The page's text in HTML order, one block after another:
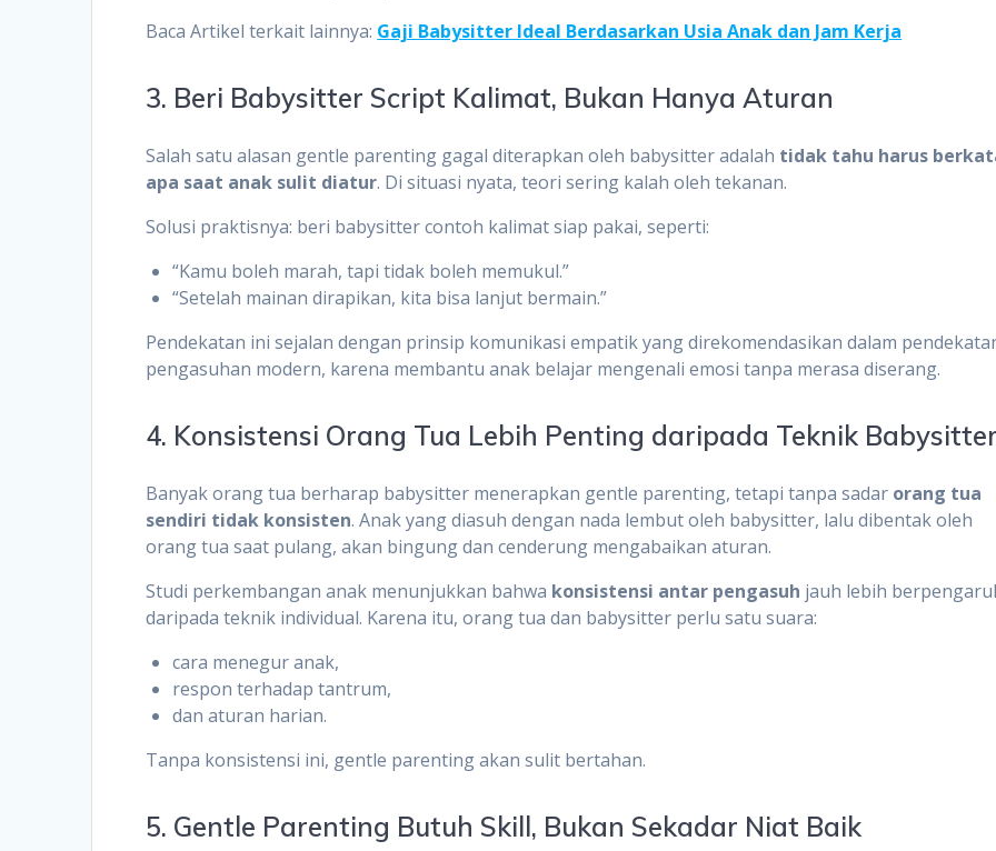
Baca Artikel terkait lainnya: Gaji Babysitter Ideal Berdasarkan Usia Anak dan Jam Kerja
3. Beri Babysitter Script Kalimat, Bukan Hanya Aturan
Salah satu alasan gentle parenting gagal diterapkan oleh babysitter adalah tidak tahu harus
apa saat anak sulit diatur. Di situasi nyata, teori sering kalah oleh tekanan.
Solusi praktisnya: beri babysitter contoh kalimat siap pakai, seperti:
“Kamu boleh marah, tapi tidak boleh memukul.”
“Setelah mainan dirapikan, kita bisa lanjut bermain.”
Pendekatan ini sejalan dengan prinsip komunikasi empatik yang direkomendasikan dalam
pengasuhan modern, karena membantu anak belajar mengenali emosi tanpa merasa diserang.
4. Konsistensi Orang Tua Lebih Penting daripada Teknik
Banyak orang tua berharap babysitter menerapkan gentle parenting, tetapi tanpa sadar orang tua
sendiri tidak konsisten. Anak yang diasuh dengan nada lembut oleh babysitter, lalu dibentak oleh
orang tua saat pulang, akan bingung dan cenderung mengabaikan aturan.
Studi perkembangan anak menunjukkan bahwa konsistensi antar pengasuh jauh lebih
daripada teknik individual. Karena itu, orang tua dan babysitter perlu satu suara:
cara menegur anak,
respon terhadap tantrum,
dan aturan harian.
Tanpa konsistensi ini, gentle parenting akan sulit bertahan.
5. Gentle Parenting Butuh Skill, Bukan Sekadar Niat Baik